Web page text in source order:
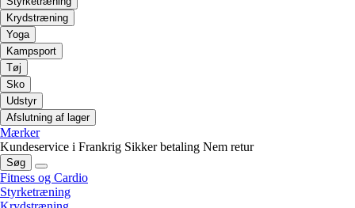
Krydstræning
Yoga
Kampsport
Tøj
Sko
Udstyr
Afslutning af lager
Mærker
Kundeservice i Frankrig Sikker betaling Nem retur
Søg
Fitness og Cardio
Styrketræning